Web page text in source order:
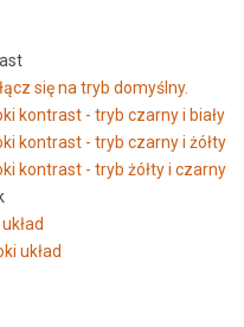
się na tryb domyślny.
kontrast - tryb czarny i biały
kontrast - tryb czarny i żółty
kontrast - tryb żółty i czarny
układ